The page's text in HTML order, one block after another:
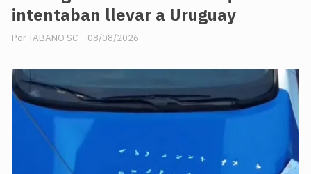
intentaban llevar a Uruguay
TABANO SC 08/08/2026